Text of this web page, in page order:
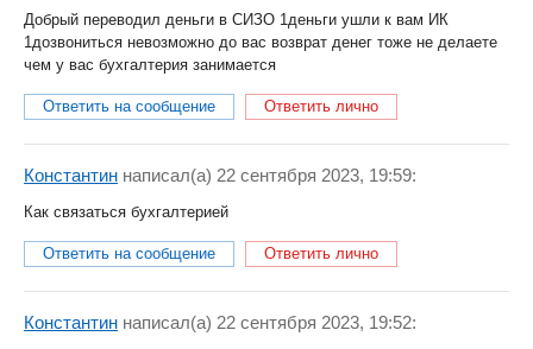
Добрый переводил деньги в СИЗО 1деньги ушли к вам ИК
1дозвониться невозможно до вас возврат денег тоже не делаете
чем у вас бухгалтерия занимается
Ответить на сообщение Ответить лично
Константин написал(a) 22 сентября 2023, 19:59:
Как связаться бухгалтерией
Ответить на сообщение Ответить лично
Константин написал(a) 22 сентября 2023, 19:52: